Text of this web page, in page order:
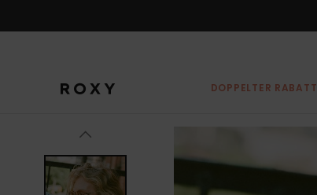
DOPPELTER RABATT